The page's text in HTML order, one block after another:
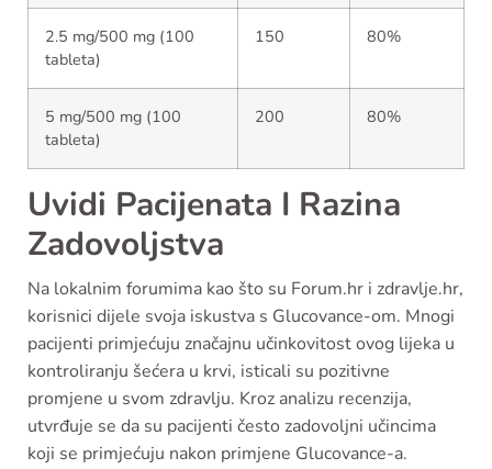
2.5 mg/500 mg (100
tableta)
150 80%
5 mg/500 mg (100
tableta)
200 80%
Uvidi Pacijenata I Razina
Zadovoljstva
Na lokalnim forumima kao što su Forum.hr i zdravlje.hr,
korisnici dijele svoja iskustva s Glucovance-om. Mnogi
pacijenti primjećuju značajnu učinkovitost ovog lijeka u
kontroliranju šećera u krvi, isticali su pozitivne
promjene u svom zdravlju. Kroz analizu recenzija,
utvrđuje se da su pacijenti često zadovoljni učincima
koji se primjećuju nakon primjene Glucovance-a.